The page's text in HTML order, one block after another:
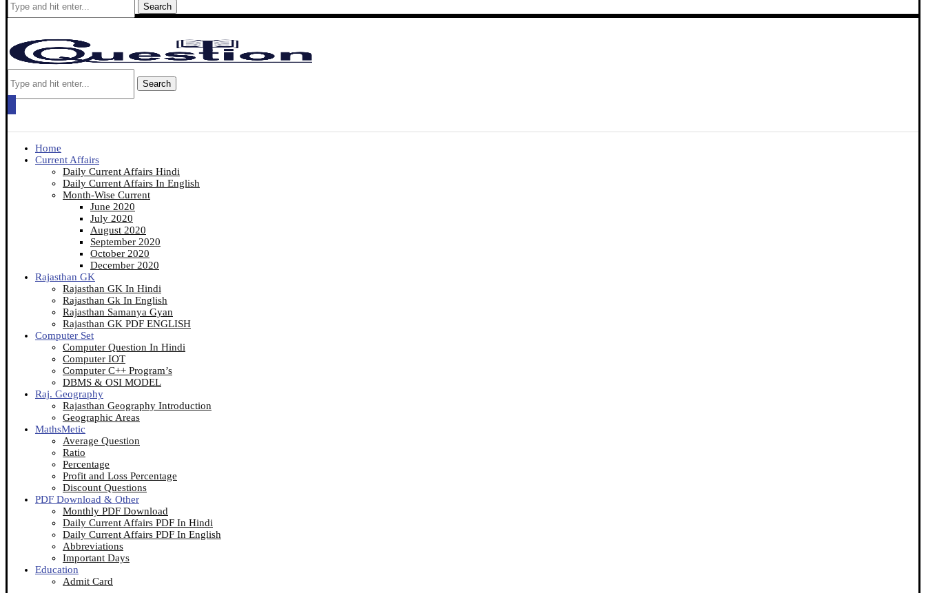
Search
Search
Home
Current Affairs
Daily Current Affairs Hindi
Daily Current Affairs In English
Month-Wise Current
June 2020
July 2020
August 2020
September 2020
October 2020
December 2020
Rajasthan GK
Rajasthan GK In Hindi
Rajasthan Gk In English
Rajasthan Samanya Gyan
Rajasthan GK PDF ENGLISH
Computer Set
Computer Question In Hindi
Computer IOT
Computer C++ Program’s
DBMS & OSI MODEL
Raj. Geography
Rajasthan Geography Introduction
Geographic Areas
MathsMetic
Average Question
Ratio
Percentage
Profit and Loss Percentage
Discount Questions
PDF Download & Other
Monthly PDF Download
Daily Current Affairs PDF In Hindi
Daily Current Affairs PDF In English
Abbreviations
Important Days
Education
Admit Card